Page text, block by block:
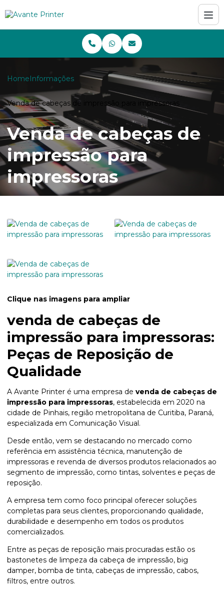
HomeInformações
Venda de cabeças de impressão para impressoras
Venda de cabeças de
impressão para
impressoras
Clique nas imagens para ampliar
venda de cabeças de
impressão para impressoras:
Peças de Reposição de
Qualidade
A Avante Printer é uma empresa de venda de cabeças de
impressão para impressoras, estabelecida em 2020 na
cidade de Pinhais, região metropolitana de Curitiba, Paraná,
especializada em Comunicação Visual.
Desde então, vem se destacando no mercado como
referência em assistência técnica, manutenção de
impressoras e revenda de diversos produtos relacionados ao
segmento de impressão, como tintas, solventes e peças de
reposição.
A empresa tem como foco principal oferecer soluções
completas para seus clientes, proporcionando qualidade,
durabilidade e desempenho em todos os produtos
comercializados.
Entre as peças de reposição mais procuradas estão os
bastonetes de limpeza da cabeça de impressão, big
damper, bomba de tinta, cabeças de impressão, cabos,
filtros, entre outros.